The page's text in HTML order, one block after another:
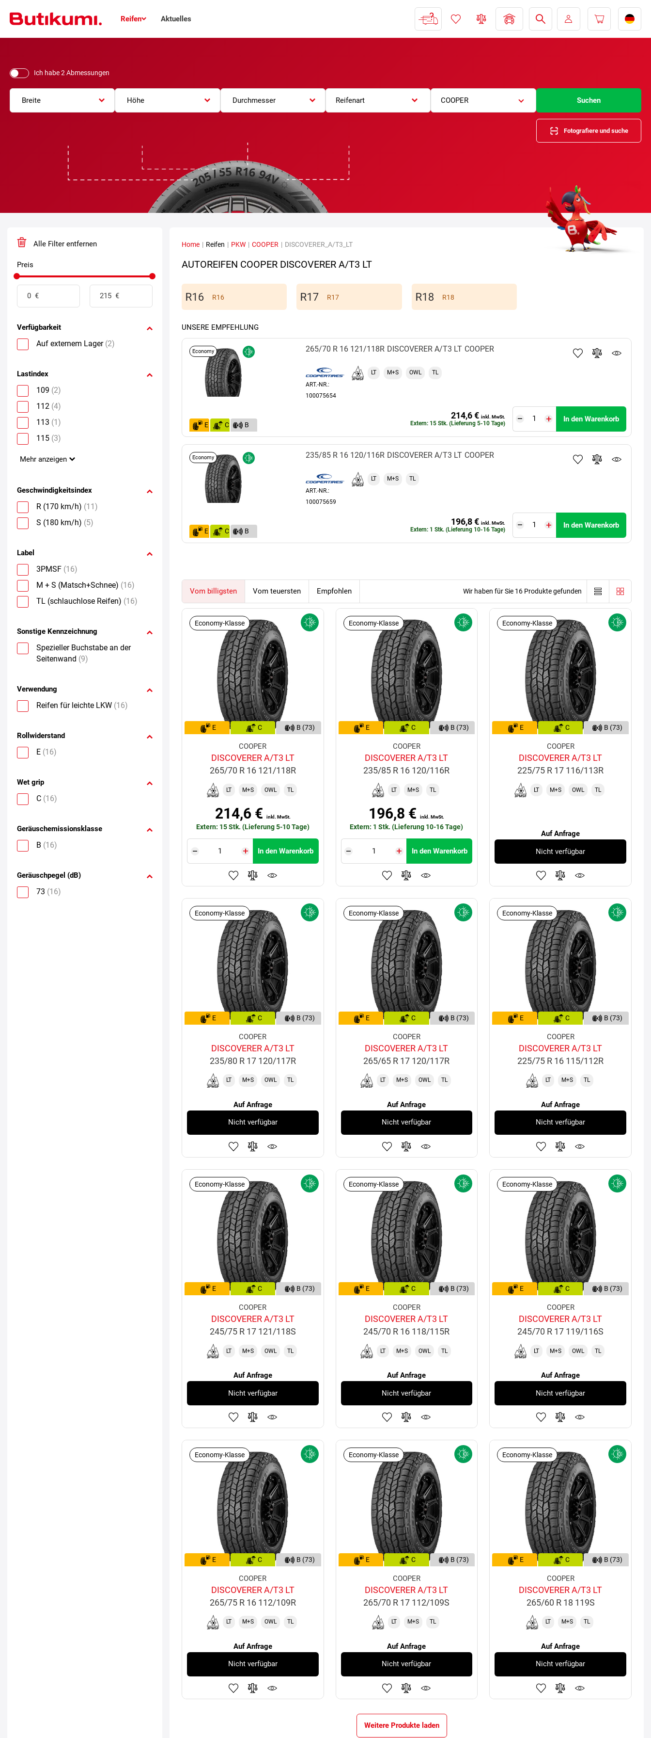
Reifen Aktuelles
Ich habe 2 Abmessungen
Breite Höhe Durchmesser Reifenart COOPER Suchen
Fotografiere und suche
Alle Filter entfernen
Preis
Verfügbarkeit
Auf externem Lager (2)
Lastindex
109 (2)
112 (4)
113 (1)
115 (3)
Mehr anzeigen
Geschwindigkeitsindex
R (170 km/h) (11)
S (180 km/h) (5)
Label
3PMSF (16)
M + S (Matsch+Schnee) (16)
TL (schlauchlose Reifen) (16)
Sonstige Kennzeichnung
Spezieller Buchstabe an der
Seitenwand (9)
Verwendung
Reifen für leichte LKW (16)
Rollwiderstand
E (16)
Wet grip
C (16)
Geräuschemissionsklasse
B (16)
Geräuschpegel (dB)
73 (16)
Home | Reifen | PKW | COOPER | DISCOVERER_A/T3_LT
AUTOREIFEN COOPER DISCOVERER A/T3 LT
R16 R17 R18
UNSERE EMPFEHLUNG
Economy
E C
B
(73)
COOPER
DISCOVERER A/T3 LT
265/70 R 16 121/118R
ART.-NR.:
100075654
LT M+S OWL TL
214,6 € inkl. MwSt.
Extern: 15 Stk. (Lieferung 5-10 Tage) In den Warenkorb
Economy
E C
B
(73)
COOPER
DISCOVERER A/T3 LT
235/85 R 16 120/116R
ART.-NR.:
100075659
LT M+S TL
196,8 € inkl. MwSt.
Extern: 1 Stk. (Lieferung 10-16 Tage) In den Warenkorb
Vom billigsten Vom teuersten Empfohlen Wir haben für Sie 16 Produkte gefunden
Economy-Klasse
E C B (73)
COOPER
DISCOVERER A/T3 LT
265/70 R 16 121/118R
LT M+S OWL TL
214,6 € inkl. MwSt.
Extern: 15 Stk. (Lieferung 5-10 Tage)
In den Warenkorb
Economy-Klasse
E C B (73)
COOPER
DISCOVERER A/T3 LT
235/85 R 16 120/116R
LT M+S TL
196,8 €inkl. MwSt.
Extern: 1 Stk. (Lieferung 10-16 Tage)
In den Warenkorb
Economy-Klasse
E C B (73)
COOPER
DISCOVERER A/T3 LT
225/75 R 17 116/113R
LT M+S OWL TL
Auf Anfrage
Nicht verfügbar
Economy-Klasse
E C B (73)
COOPER
DISCOVERER A/T3 LT
235/80 R 17 120/117R
LT M+S OWL TL
Auf Anfrage
Nicht verfügbar
Economy-Klasse
E C B (73)
COOPER
DISCOVERER A/T3 LT
265/65 R 17 120/117R
LT M+S OWL TL
Auf Anfrage
Nicht verfügbar
Economy-Klasse
E C B (73)
COOPER
DISCOVERER A/T3 LT
225/75 R 16 115/112R
LT M+S TL
Auf Anfrage
Nicht verfügbar
Economy-Klasse
E C B (73)
COOPER
DISCOVERER A/T3 LT
245/75 R 17 121/118S
LT M+S OWL TL
Auf Anfrage
Nicht verfügbar
Economy-Klasse
E C B (73)
COOPER
DISCOVERER A/T3 LT
245/70 R 16 118/115R
LT M+S OWL TL
Auf Anfrage
Nicht verfügbar
Economy-Klasse
E C B (73)
COOPER
DISCOVERER A/T3 LT
245/70 R 17 119/116S
LT M+S OWL TL
Auf Anfrage
Nicht verfügbar
Economy-Klasse
E C B (73)
COOPER
DISCOVERER A/T3 LT
265/75 R 16 112/109R
LT M+S OWL TL
Auf Anfrage
Nicht verfügbar
Economy-Klasse
E C B (73)
COOPER
DISCOVERER A/T3 LT
265/70 R 17 112/109S
LT M+S TL
Auf Anfrage
Nicht verfügbar
Economy-Klasse
E C B (73)
COOPER
DISCOVERER A/T3 LT
265/60 R 18 119S
LT M+S TL
Auf Anfrage
Nicht verfügbar
Weitere Produkte laden